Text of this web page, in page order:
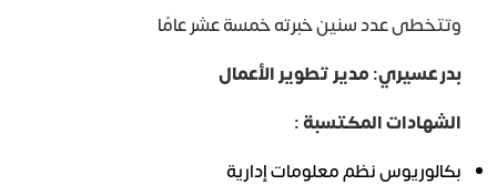
وتتخطى عدد سنين خبرته خمسة عشر عامًا
بدر عسيري: مدير تطوير الأعمال
الشهادات المكتسبة :
بكالوريوس نظم معلومات إدارية